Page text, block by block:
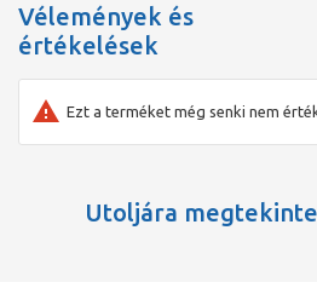
Vélemények és
értékelések
Ezt a terméket még senki nem
Utoljára